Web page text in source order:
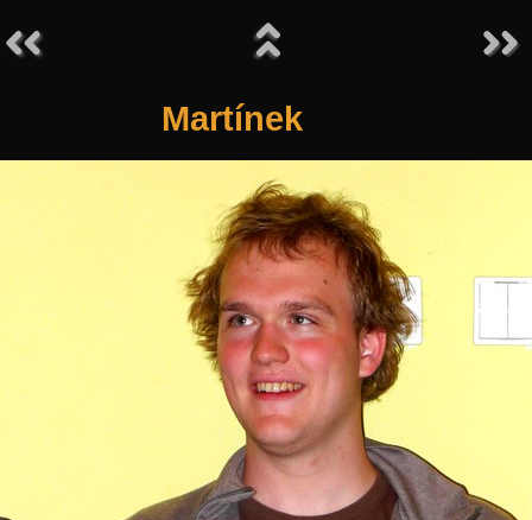
Martínek